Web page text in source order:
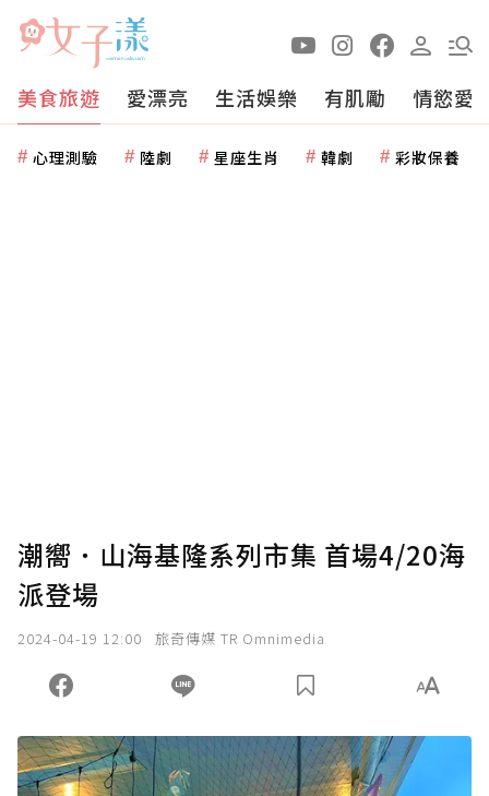
美食旅遊 愛漂亮 生活娛樂 有肌勵 情慾愛
心理測驗 陸劇 星座生肖 韓劇 彩妝保養
潮嚮．山海基隆系列市集 首場4/20海
派登場
2024-04-19 12:00 旅奇傳媒 TR Omnimedia